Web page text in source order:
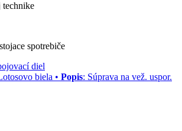
technike
spotrebiče
diel
biela • Popis: Súprava na vež. uspor.